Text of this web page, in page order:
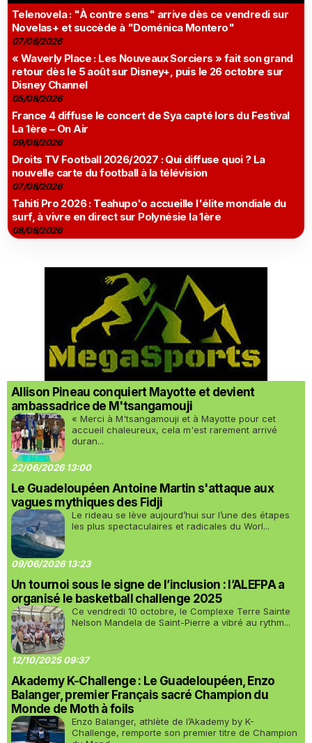
Telenovela : "À contre sens" arrive dès ce vendredi sur
Novelas+ et succède à "Doménica Montero"
07/08/2026
« Waverly Place : Les Nouveaux Sorciers » fait son grand
retour dès le 5 août sur Disney+, puis le 26 octobre sur
Disney Channel
05/08/2026
France 4 diffuse le concert de Sya capté lors du Festival
La 1ère – On Air
09/08/2026
Droits TV Football 2026/2027 : Qui diffuse quoi ? La
nouvelle carte du football à la télévision
07/08/2026
Tahiti Pro 2026 : Teahupo'o accueille l'élite mondiale du
surf, à vivre en direct sur Polynésie la 1ère
08/08/2026
Allison Pineau conquiert Mayotte et devient
ambassadrice de M'tsangamouji
« Merci à M'tsangamouji et à Mayotte pour cet
accueil chaleureux, cela m'est rarement arrivé
duran...
22/06/2026 13:00
Le Guadeloupéen Antoine Martin s'attaque aux
vagues mythiques des Fidji
Le rideau se lève aujourd’hui sur l’une des étapes
les plus spectaculaires et radicales du Worl...
09/06/2026 13:23
Un tournoi sous le signe de l’inclusion : l’ALEFPA a
organisé le basketball challenge 2025
Ce vendredi 10 octobre, le Complexe Terre Sainte
Nelson Mandela de Saint-Pierre a vibré au rythm...
12/10/2025 09:37
Akademy K-Challenge : Le Guadeloupéen, Enzo
Balanger, premier Français sacré Champion du
Monde de Moth à foils
Enzo Balanger, athlète de l’Akademy by K-
Challenge, remporte son premier titre de Champion